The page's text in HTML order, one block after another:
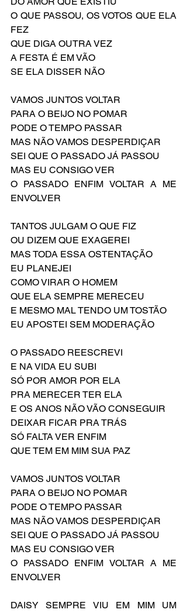
O QUE PASSOU, OS VOTOS QUE ELA
FEZ
QUE DIGA OUTRA VEZ
A FESTA É EM VÃO
SE ELA DISSER NÃO
VAMOS JUNTOS VOLTAR
PARA O BEIJO NO POMAR
PODE O TEMPO PASSAR
MAS NÃO VAMOS DESPERDIÇAR
SEI QUE O PASSADO JÁ PASSOU
MAS EU CONSIGO VER
O PASSADO ENFIM VOLTAR A ME
ENVOLVER
TANTOS JULGAM O QUE FIZ
OU DIZEM QUE EXAGEREI
MAS TODA ESSA OSTENTAÇÃO
EU PLANEJEI
COMO VIRAR O HOMEM
QUE ELA SEMPRE MERECEU
E MESMO MAL TENDO UM TOSTÃO
EU APOSTEI SEM MODERAÇÃO
O PASSADO REESCREVI
E NA VIDA EU SUBI
SÓ POR AMOR POR ELA
PRA MERECER TER ELA
E OS ANOS NÃO VÃO CONSEGUIR
DEIXAR FICAR PRA TRÁS
SÓ FALTA VER ENFIM
QUE TEM EM MIM SUA PAZ
VAMOS JUNTOS VOLTAR
PARA O BEIJO NO POMAR
PODE O TEMPO PASSAR
MAS NÃO VAMOS DESPERDIÇAR
SEI QUE O PASSADO JÁ PASSOU
MAS EU CONSIGO VER
O PASSADO ENFIM VOLTAR A ME
ENVOLVER
DAISY SEMPRE VIU EM MIM UM